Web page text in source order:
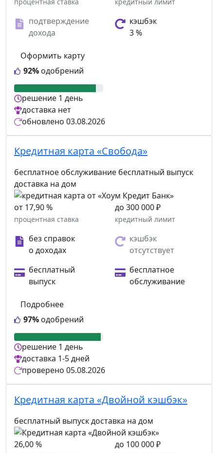
подтверждение
дохода
кэшбэк
3 %
92% одобрений
Оформить карту
решение 1 день
доставка нет
обновлено 03.08.2026
Кредитная карта «Свобода»
бесплатное обслуживание бесплатный выпуск
доставка на дом
от 17,90 %
процентная ставка
до 300 000 ₽
кредитный лимит
без справок
о доходах
кэшбэк
отсутствует
бесплатный
выпуск
бесплатное
обслуживание
97% одобрений
Подробнее
решение 1 день
доставка 1-5 дней
проверено 05.08.2026
Кредитная карта «Двойной кэшбэк»
бесплатный выпускдоставка на дом
26,00 % до 100 000 ₽